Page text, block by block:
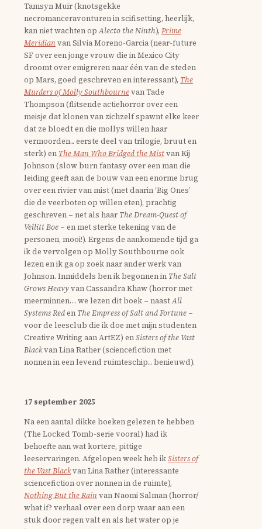
Tamsyn Muir (knotsgekke
necromanceravonturen in scifisetting, heerlijk,
kan niet wachten opAlecto the Ninth), Prime
Meridianvan Silvia Moreno-Garcia (near-future
SF over een jonge vrouw die in Mexico City
droomt over emigreren naar één van de steden
op Mars, goed geschreven en interessant), The
Murders of Molly Southbournevan Tade
Thompson (flitsende actiehorror over een
meisje dat klonen van zichzelf spawnt elke keer
dat ze bloedt en die mollys willen haar
vermoorden... eerste deel van trilogie, bruut en
sterk) en The Man Who Bridged the Mistvan Kij
Johnson (slow burn fantasy over een man die
leiding geeft aan de bouw van een enorme brug
over een rivier van mist (met daarin ‘Big Ones’
die de veerboten op willen eten), prachtig
geschreven – net als haar The Dream-Quest of
Vellitt Boe – en met sterke tekening van de
personen, mooi!). Ergens de aankomende tijd ga
ik de vervolgen op Molly Southbourne ook
lezen en ik ga op zoek naar ander werk van
Johnson. Inmiddels ben ik begonnen in The Salt
Grows Heavyvan Cassandra Khaw (horror met
meerminnen… we lezen dit boek – naastAll
Systems Reden The Empress of Salt and Fortune –
voor de leesclub die ik doe met mijn studenten
Creative Writing aan ArtEZ) enSisters of the Vast
Blackvan Lina Rather (sciencefiction met
nonnen in een levend ruimteschip... benieuwd).
17 september 2025
Na een aantal dikke boeken gelezen te hebben
(The Locked Tomb-serie vooral) had ik
behoefte aan wat kortere, pittige
leeservaringen. Afgelopen week heb ikSisters of
the Vast Blackvan Lina Rather (interessante
sciencefiction over nonnen in de ruimte),
Nothing But the Rainvan Naomi Salman (horror/
what if? verhaal over een dorp waar aan een
stuk door regen valt en als het water op je